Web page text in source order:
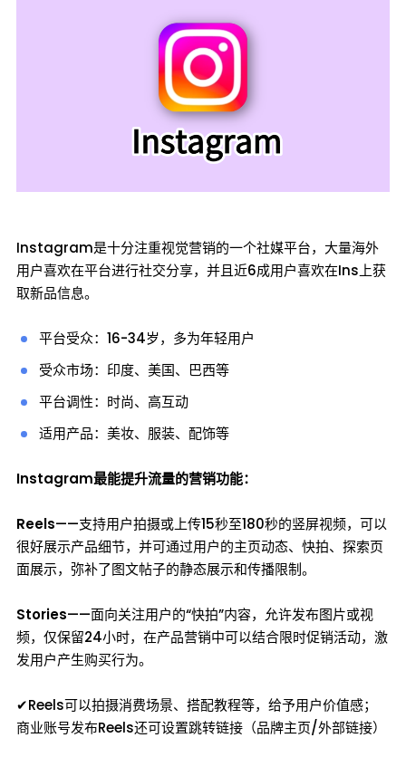
Instagram是十分注重视觉营销的一个社媒平台，大量海外
用户喜欢在平台进行社交分享，并且近6成用户喜欢在Ins上获
取新品信息。
平台受众：16-34岁，多为年轻用户
受众市场：印度、美国、巴西等
平台调性：时尚、高互动
适用产品：美妆、服装、配饰等
Instagram最能提升流量的营销功能：
Reels——支持用户拍摄或上传15秒至180秒的竖屏视频，可以
很好展示产品细节，并可通过用户的主页动态、快拍、探索页
面展示，弥补了图文帖子的静态展示和传播限制。
Stories——面向关注用户的“快拍”内容，允许发布图片或视
频，仅保留24小时，在产品营销中可以结合限时促销活动，激
发用户产生购买行为。
✔Reels可以拍摄消费场景、搭配教程等，给予用户价值感；
商业账号发布Reels还可设置跳转链接（品牌主页/外部链接）